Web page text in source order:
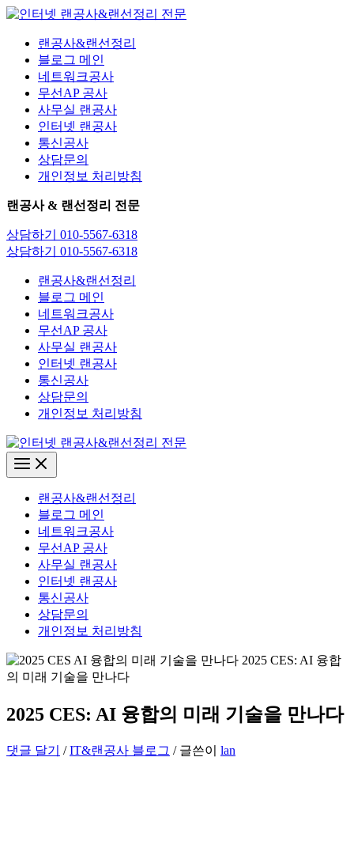
콘
랜공사&랜선정리
블로그 메인
네트워크공사
무선AP 공사
사무실 랜공사
인터넷 랜공사
통신공사
상담문의
개인정보 처리방침
랜공사 & 랜선정리 전문
상담하기 010-5567-6318
상담하기 010-5567-6318
랜공사&랜선정리
블로그 메인
네트워크공사
무선AP 공사
사무실 랜공사
인터넷 랜공사
통신공사
상담문의
개인정보 처리방침
Main
Menu
랜공사&랜선정리
블로그 메인
네트워크공사
무선AP 공사
사무실 랜공사
인터넷 랜공사
통신공사
상담문의
개인정보 처리방침
2025 CES: AI 융합의 미래 기술을 만나다
댓글 달기 /IT&랜공사 블로그 / 글쓴이 lan